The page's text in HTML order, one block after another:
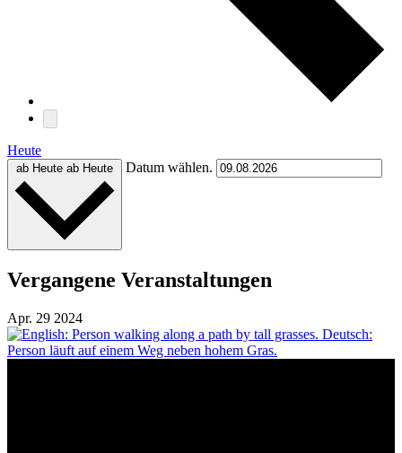
Heute
ab Heute ab Heute Datum wählen.
Vergangene Veranstaltungen
Apr. 29 2024